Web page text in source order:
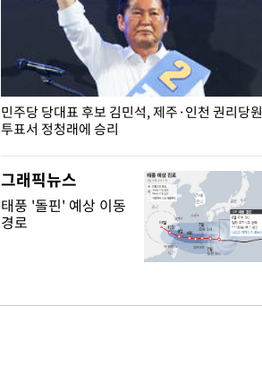
민주당 당대표 후보 김민석, 제주·인천 권리당원
투표서 정청래에 승리
그래픽뉴스
태풍 '돌핀' 예상 이동
경로